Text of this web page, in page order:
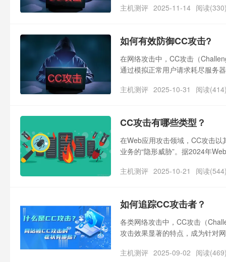
主机测评 2025-11-14 阅读
如何有效防御CC攻击?
在网络攻击中，CC攻击（
通过模拟正常用户请求耗尽服务
主机测评 2025-10-31 阅读
CC攻击有哪些类型？
在Web应用攻击领域，CC攻击
业务的“隐形威胁”。据2024年
有哪些类型？为何常规防护手段
主机测评 2025-10-21 阅读
如何追踪CC攻击者？
各类网络攻击中，CC攻击（
攻击效果显著的特点，成为针对
失，还能为后续追责提供依据。
主机测评 2025-09-02 阅读